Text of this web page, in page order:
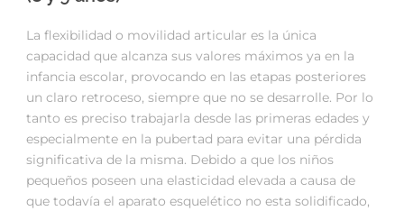
La flexibilidad o movilidad articular es la única
capacidad que alcanza sus valores máximos ya en la
infancia escolar, provocando en las etapas posteriores
un claro retroceso, siempre que no se desarrolle. Por lo
tanto es preciso trabajarla desde las primeras edades y
especialmente en la pubertad para evitar una pérdida
significativa de la misma. Debido a que los niños
pequeños poseen una elasticidad elevada a causa de
que todavía el aparato esquelético no esta solidificado,